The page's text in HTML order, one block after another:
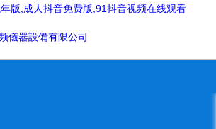
版,成人抖音免费版,91抖音视频在线观看